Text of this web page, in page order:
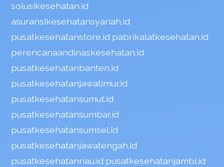
solusikesehatan.id
asuransikesehatansyariah.id
pusatkesehatanstore.id pabrikalatkesehatan.id
perencanaandinaskesehatan.id
pusatkesehatanbanten.id
pusatkesehatanjawatimur.id
pusatkesehatansumut.id
pusatkesehatansumbar.id
pusatkesehatansumsel.id
pusatkesehatanjawatengah.id
pusatkesehatanriau.id pusatkesehatanjambi.id